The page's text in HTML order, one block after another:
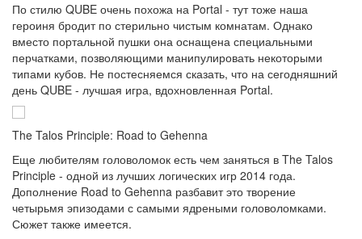
По стилю QUBE очень похожа на Portal - тут тоже наша
героиня бродит по стерильно чистым комнатам. Однако
вместо портальной пушки она оснащена специальными
перчатками, позволяющими манипулировать некоторыми
типами кубов. Не постесняемся сказать, что на сегодняшний
день QUBE - лучшая игра, вдохновленная Portal.
The Talos Principle: Road to Gehenna
Еще любителям головоломок есть чем заняться в The Talos
Principle - одной из лучших логических игр 2014 года.
Дополнение Road to Gehenna разбавит это творение
четырьмя эпизодами с самыми ядреными головоломками.
Сюжет также имеется.